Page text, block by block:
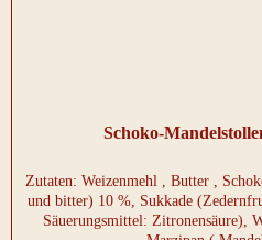
Schoko-
Zutaten: Weizenmehl , Butter ,
und bitter) 10 %, Sukkade
Säuerungsmittel: Zitronensäure),